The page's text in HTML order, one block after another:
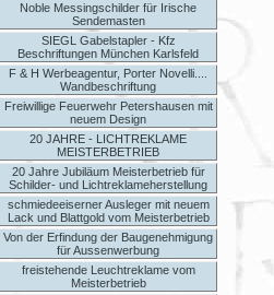
Noble Messingschilder für Irische
Sendemasten
SIEGL Gabelstapler - Kfz
Beschriftungen München Karlsfeld
F & H Werbeagentur, Porter Novelli....
Wandbeschriftung
Freiwillige Feuerwehr Petershausen mit
neuem Design
20 JAHRE - LICHTREKLAME
MEISTERBETRIEB
20 Jahre Jubiläum Meisterbetrieb für
Schilder- und Lichtreklameherstellung
schmiedeeiserner Ausleger mit neuem
Lack und Blattgold vom Meisterbetrieb
Von der Erfindung der Baugenehmigung
für Aussenwerbung
freistehende Leuchtreklame vom
Meisterbetrieb